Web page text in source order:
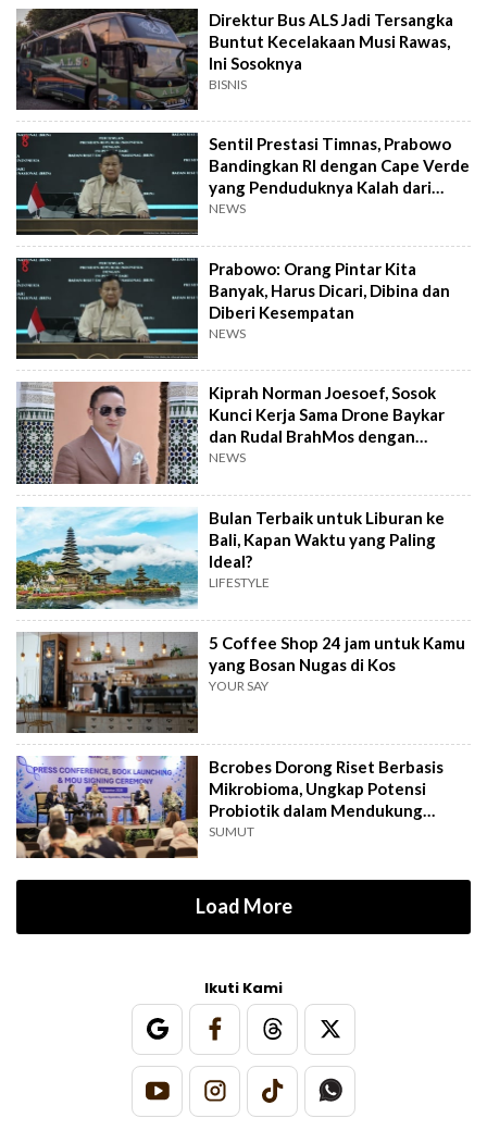
Direktur Bus ALS Jadi Tersangka
Buntut Kecelakaan Musi Rawas,
Ini Sosoknya
BISNIS
Sentil Prestasi Timnas, Prabowo
Bandingkan RI dengan Cape Verde
yang Penduduknya Kalah dari
Sumedang
NEWS
Prabowo: Orang Pintar Kita
Banyak, Harus Dicari, Dibina dan
Diberi Kesempatan
NEWS
Kiprah Norman Joesoef, Sosok
Kunci Kerja Sama Drone Baykar
dan Rudal BrahMos dengan
Indonesia
NEWS
Bulan Terbaik untuk Liburan ke
Bali, Kapan Waktu yang Paling
Ideal?
LIFESTYLE
5 Coffee Shop 24 jam untuk Kamu
yang Bosan Nugas di Kos
YOUR SAY
Bcrobes Dorong Riset Berbasis
Mikrobioma, Ungkap Potensi
Probiotik dalam Mendukung
Terapi Jerawat
SUMUT
Load More
Ikuti Kami